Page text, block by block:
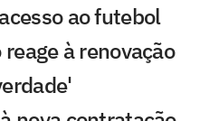
ao futebol
à renovação